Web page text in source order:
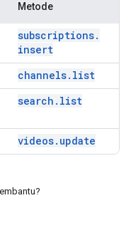
Metode
subscriptions.
insert
channels. list
search . list
videos. update